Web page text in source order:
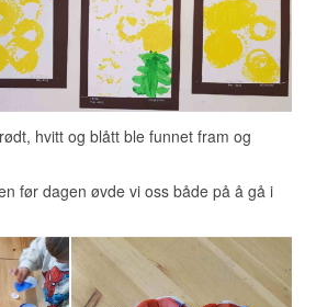
hvitt og blått ble funnet fram og
før dagen øvde vi oss både på å gå i